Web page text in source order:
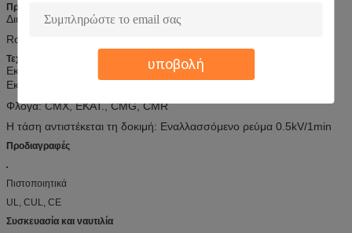
υποβολή
Πρότυπα
Διεθνής:UL444
RoHS, ΠΡΟΣΙΤΟΤΗΤΑ υποχωρητική,
Τεχνικά στοιχεία
Εκτιμημένη τάση: 30V
Εκτιμημένη θερμοκρασία: 80
Φλόγα:CMX, ΕΚΑΤ., CMG, CMR
Η τάση αντιστέκεται τη δοκιμή: Εναλλασσόμενο ρεύμα 0.5kV/1min
Προδιαγραφές
Πιστοποιητικά
UL, CUL, CE
Συσκευασία και ναυτιλία